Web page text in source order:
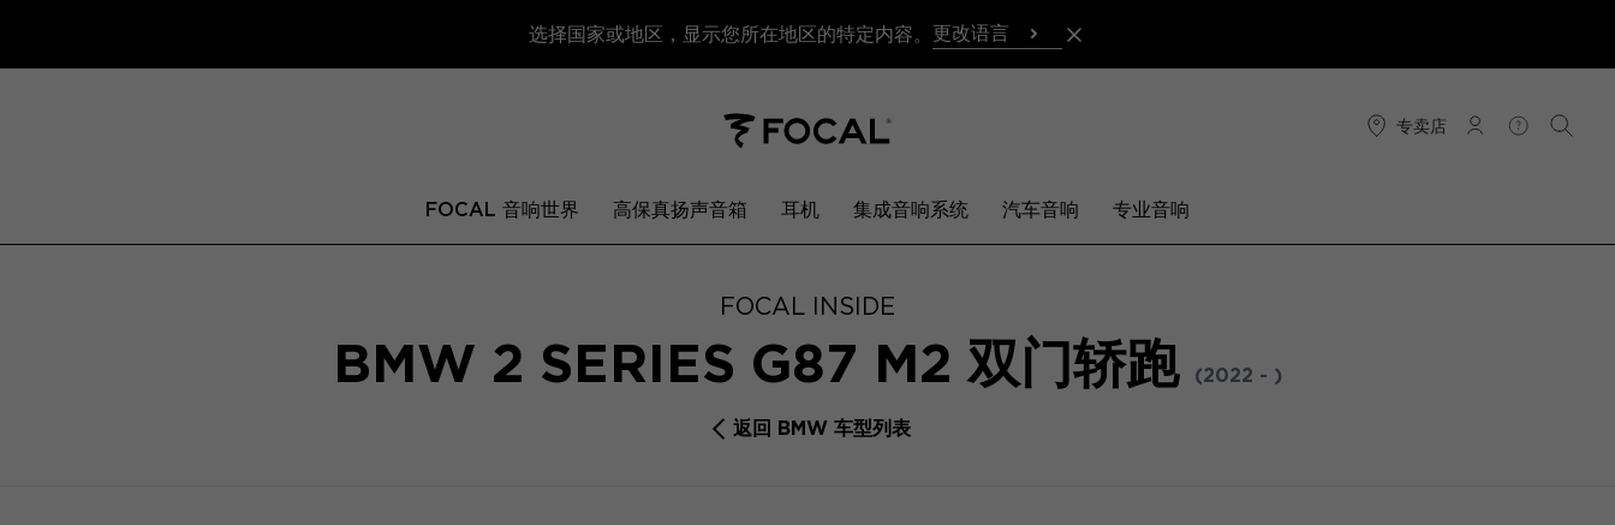
选择国家或地区，显示您所在地区的特定内容。 更改语言
专卖店
连接 帮助 搜索
FOCAL 音响世界 高保真扬声音箱 耳机 集成音响系统 汽车音响 专业音响
FOCAL INSIDE
BMW 2 SERIES G87 M2 双门轿跑 (2022 - )
返回 BMW 车型列表